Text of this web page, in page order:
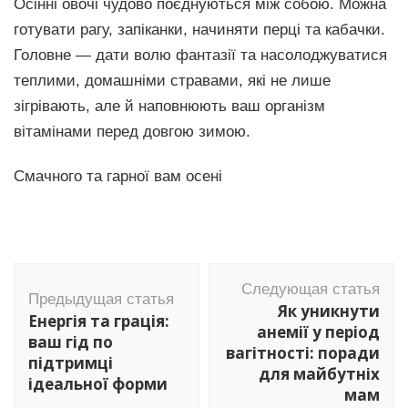
Осінні овочі чудово поєднуються між собою. Можна
готувати рагу, запіканки, начиняти перці та кабачки.
Головне — дати волю фантазії та насолоджуватися
теплими, домашніми стравами, які не лише
зігрівають, але й наповнюють ваш організм
вітамінами перед довгою зимою.
Смачного та гарної вам осені
по
записям
Предыдущая статья
Енергія та грація:
ваш гід по
підтримці
ідеальної форми
Следующая статья
Як уникнути
анемії у період
вагітності: поради
для майбутніх
мам